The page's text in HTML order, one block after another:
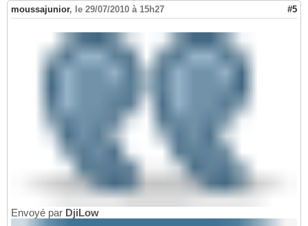
moussajunior, le 29/07/2010 à 15h27 #5
Envoyé par DjiLow